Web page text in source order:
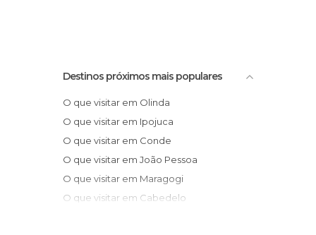
Destinos próximos mais populares
O que visitar em Olinda
O que visitar em Ipojuca
O que visitar em Conde
O que visitar em João Pessoa
O que visitar em Maragogi
O que visitar em Cabedelo